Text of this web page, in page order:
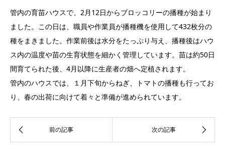
管内の育苗ハウスで、2月12日からブロッコリーの播種が始まり
ました。この日は、職員や作業員が播種機を使用して432枚分の
種をまきました。作業前後は水分をたっぷり与え、播種後はハウ
ス内の温度や苗の生育状態を細かく管理しています。苗は約50日
間育てられた後、4月以降に生産者の畑へ定植されます。
管内のハウスでは、１月下旬からねぎ、トマトの播種も行ってお
り、春の出荷に向けて着々と準備が進められています。